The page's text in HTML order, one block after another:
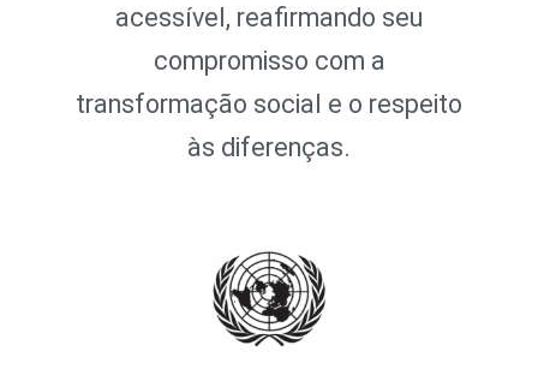
acessível, reafirmando seu
compromisso com a
transformação social e o respeito
às diferenças.